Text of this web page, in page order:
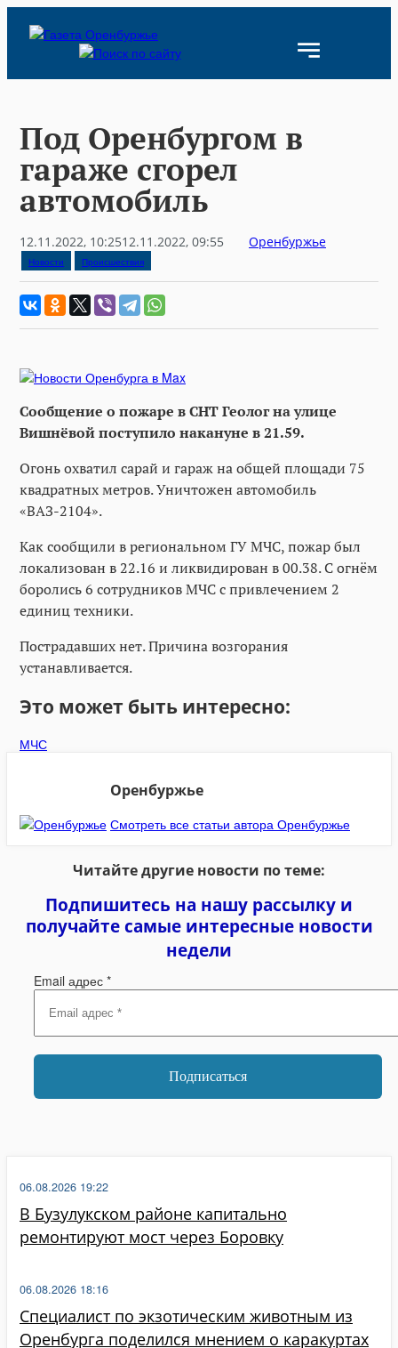
Под Оренбургом в
гараже сгорел
автомобиль
12.11.2022, 10:2512.11.2022, 09:55 Оренбуржье
Новости Происшествия
Сообщение о пожаре в СНТ Геолог на улице
Вишнёвой поступило накануне в 21.59.
Огонь охватил сарай и гараж на общей площади 75
квадратных метров. Уничтожен автомобиль
«ВАЗ-2104».
Как сообщили в региональном ГУ МЧС, пожар был
локализован в 22.16 и ликвидирован в 00.38. С огнём
боролись 6 сотрудников МЧС с привлечением 2
единиц техники.
Пострадавших нет. Причина возгорания
устанавливается.
Это может быть интересно:
МЧС
Оренбуржье
Смотреть все статьи автора Оренбуржье
Читайте другие новости по теме:
Подпишитесь на нашу рассылку и
получайте самые интересные новости
недели
Email адрес *
В Бузулукском районе капитально
ремонтируют мост через Боровку
06.08.2026 19:22
Специалист по экзотическим животным из
Оренбурга поделился мнением о каракуртах
06.08.2026 18:16